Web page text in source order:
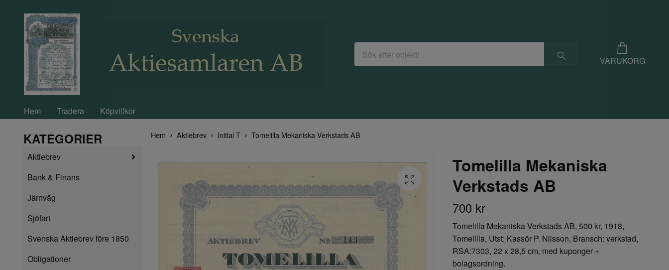
VARUKORG
Hem Tradera Köpvillkor
KATEGORIER
Aktiebrev
Bank & Finans
Järnväg
Sjöfart
Svenska Aktiebrev före 1850
Obligationer
Hem Aktiebrev Initial T Tomelilla Mekaniska Verkstads AB
Tomelilla Mekaniska
Verkstads AB
700 kr
Tomelilla Mekaniska Verkstads AB, 500 kr, 1918,
Tomelilla, Utst: Kassör P. Nilsson, Bransch: verkstad,
RSA:7303, 22 x 28,5 cm, med kuponger +
bolagsordning.